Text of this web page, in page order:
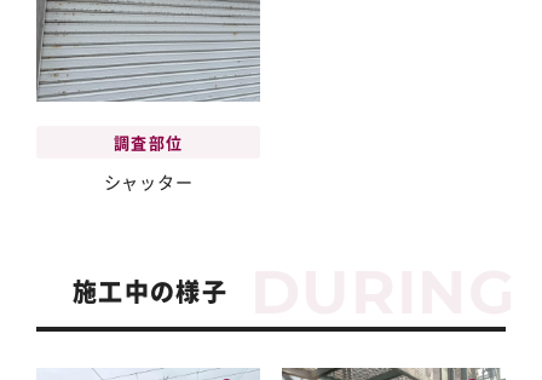
調査部位
シャッター
施工中の様子